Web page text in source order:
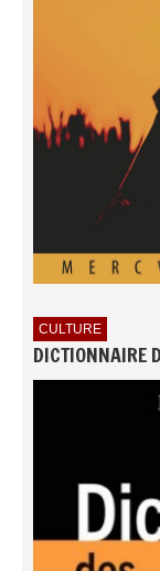
CULTURE
DICTIONNAIRE